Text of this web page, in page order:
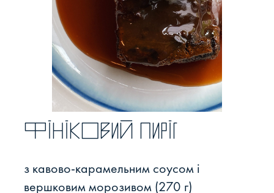
Фініковий пиріг
з кавово-карамельним соусом і
вершковим морозивом (270 г)